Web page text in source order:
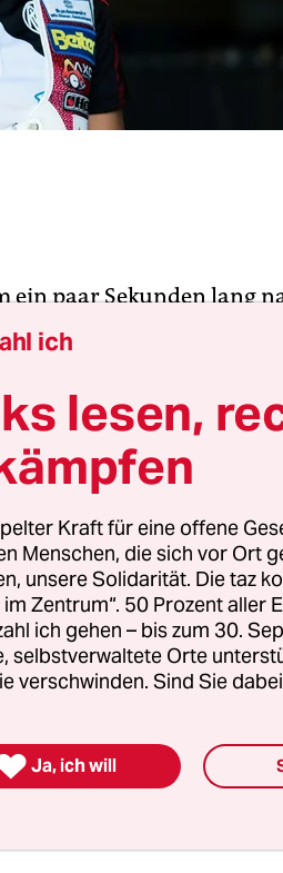
ein paar Sekunden lang
greift sie in ihren
Arm sind zwei Gurte
lange Plastikschiene
könnte die
legt den Pfeil an,
fast ihre Nasenspitze
ruhig. Die Finger lösen
ist er kaum zu
steckt in der Zielscheibe.
mit ihren
Wiese im
Da hat mir das
Hey, da bin ich gut. Und
ich
lesen,
Kraft für eine offene
Menschen, die sich vor Ort
unsere Solidarität. Die taz
Zentrum“. 50 Prozent aller
ich gehen – bis zum 30.
selbstverwaltete Orte
verschwinden. Sind Sie
Ja, ich will